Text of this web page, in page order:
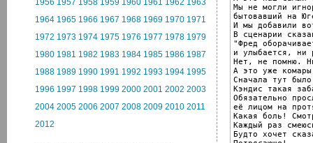
1956 1957 1958 1959 1960 1961 1962 1963
1964 1965 1966 1967 1968 1969 1970 1971
1972 1973 1974 1975 1976 1977 1978 1979
1980 1981 1982 1983 1984 1985 1986 1987
1988 1989 1990 1991 1992 1993 1994 1995
1996 1997 1998 1999 2000 2001 2002 2003
2004 2005 2006 2007 2008 2009 2010 2011
2012
Мы не могли
бытовавший на
И мы добавили
В сценарии
"Фред
и улыбается,
Нет, не помню.
А это уже
Сначала тут
Кэндис такая
Обязательно
её лицом на
Какая боль!
Каждый раз
Будто хочет